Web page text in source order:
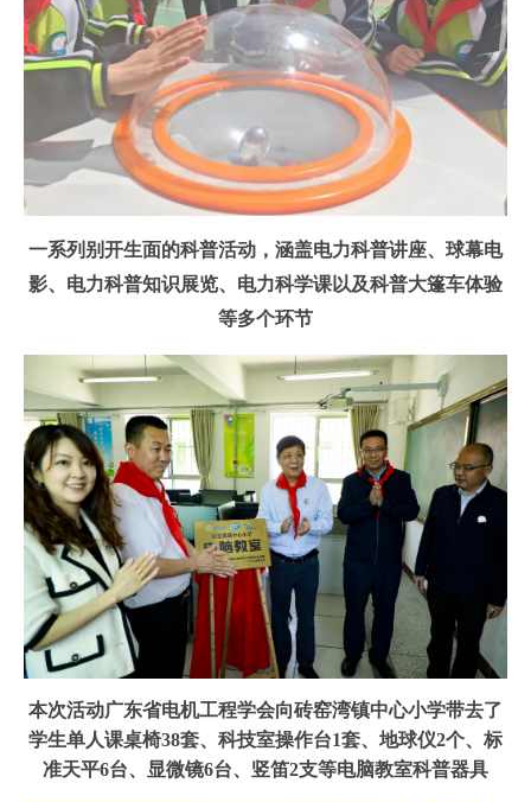
一系列别开生面的科普活动，涵盖电力科普讲座、球幕电
影、电力科普知识展览、电力科学课以及科普大篷车体验
等多个环节
本次活动广东省电机工程学会向砖窑湾镇中心小学带去了
学生单人课桌椅38套、科技室操作台1套、地球仪2个、标
准天平6台、显微镜6台、 竖笛2支等电脑教室科普器具